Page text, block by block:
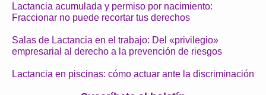
Lactancia acumulada y permiso por nacimiento:
Fraccionar no puede recortar tus derechos
Salas de Lactancia en el trabajo: Del «privilegio»
empresarial al derecho a la prevención de riesgos
Lactancia en piscinas: cómo actuar ante la discriminación